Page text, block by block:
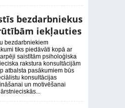
bezdarbniekus
iekļauties
bezdarbniekiem
tiks piedāvāti kopā ar
saistītām psiholoģiska
rakstura konsultācijām
atbalsta pasākumiem būs
konsultācijas
un motivēšanai